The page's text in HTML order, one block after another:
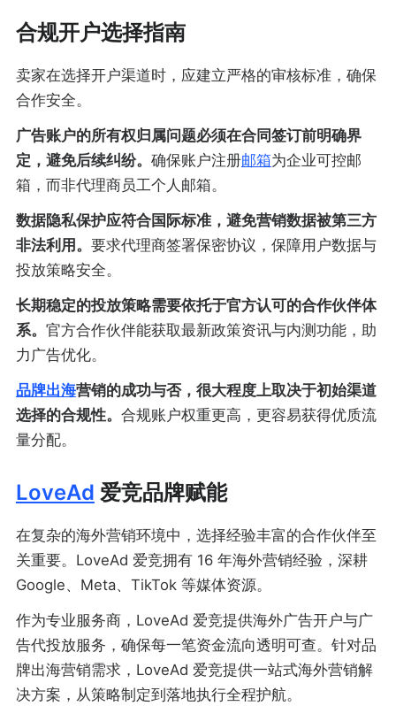
合规开户选择指南
卖家在选择开户渠道时，应建立严格的审核标准，确保
合作安全。
广告账户的所有权归属问题必须在合同签订前明确界
定，避免后续纠纷。 确保账户注册邮箱为企业可控邮
箱，而非代理商员工个人邮箱。
数据隐私保护应符合国际标准，避免营销数据被第三方
非法利用。 要求代理商签署保密协议，保障用户数据与
投放策略安全。
长期稳定的投放策略需要依托于官方认可的合作伙伴体
系。 官方合作伙伴能获取最新政策资讯与内测功能，助
力广告优化。
品牌出海营销的成功与否，很大程度上取决于初始渠道
选择的合规性。 合规账户权重更高，更容易获得优质流
量分配。
LoveAd 爱竞品牌赋能
在复杂的海外营销环境中，选择经验丰富的合作伙伴至
关重要。LoveAd 爱竞拥有 16 年海外营销经验，深耕
Google、Meta、TikTok 等媒体资源。
作为专业服务商，LoveAd 爱竞提供海外广告开户与广
告代投放服务，确保每一笔资金流向透明可查。针对品
牌出海营销需求，LoveAd 爱竞提供一站式海外营销解
决方案，从策略制定到落地执行全程护航。